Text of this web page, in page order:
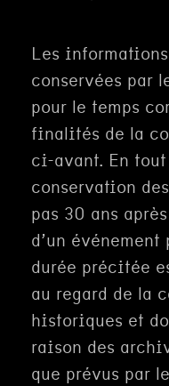
Les
conservées par
pour le temps
finalités de la
ci-avant. En
conservation
pas 30 ans
d’un
durée précitée
au regard de la
historiques et
raison des
que prévus par